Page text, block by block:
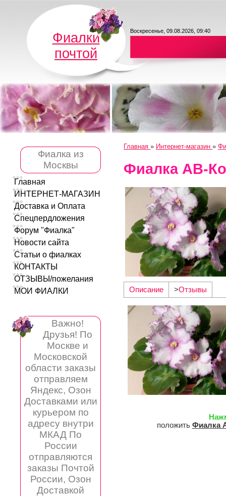
Фиалки
почтой
Воскресенье, 09.08.2026, 09:40
Фиалка из
Москвы
Главная
ИНТЕРНЕТ-МАГАЗИН
Доставка и Оплата
Спецпердложения
Форум "Фиалка"
Новости сайта
Статьи о фиалках
КОНТАКТЫ
ОТЗЫВЫ/пожелания
МОИ ФИАЛКИ
Важно!
Друзья! По
Москве и
Московской
области заказы
отправляем
Яндекс, Озон
Доставками или
курьером по
адресу внутри
МКАД По
России
отправляются
заказы Почтой
России, Озон
Доставкой
Главная » Интернет-магазин »
Фиалка АВ-
Описание >Отзывы
положить Фиалка